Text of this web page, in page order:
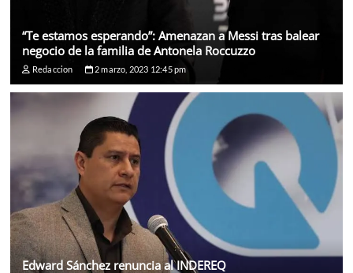
“Te estamos esperando”: Amenazan a Messi tras balear
negocio de la familia de Antonela Roccuzzo
Redaccion 2 marzo, 2023 12:45 pm
Edward Sánchez renuncia al INDEREQ